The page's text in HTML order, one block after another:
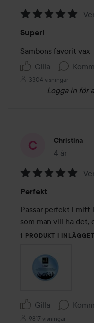
5
av
5
Super!
Sambons favorit vax
Gilla
3304 visningar
Logga in för
Christina
4 år
Inlägget
5
av
5
Perfekt
Passar perfekt i mitt
som man vill ha det,
1 PRODUKT I
Gilla
9817 visningar